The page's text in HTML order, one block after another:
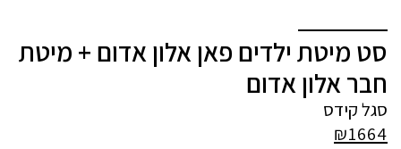
סט מיטת ילדים פאן אלון אדום + מיטת
חבר אלון אדום
סגל קידס
₪1664